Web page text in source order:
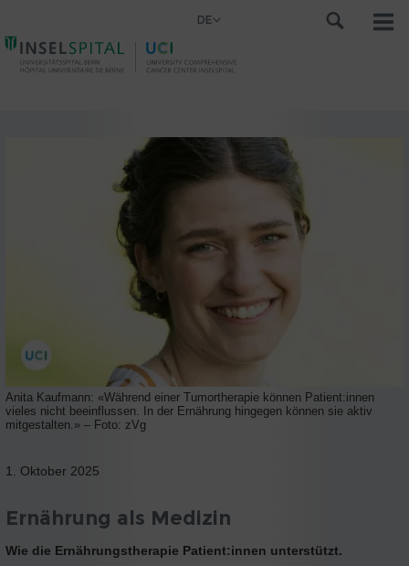
DE
Anita Kaufmann: «Während einer Tumortherapie können Patient:innen
vieles nicht beeinflussen. In der Ernährung hingegen können sie aktiv
mitgestalten.» – Foto: zVg
1. Oktober 2025
Ernährung als Medizin
Wie die Ernährungstherapie Patient:innen unterstützt.